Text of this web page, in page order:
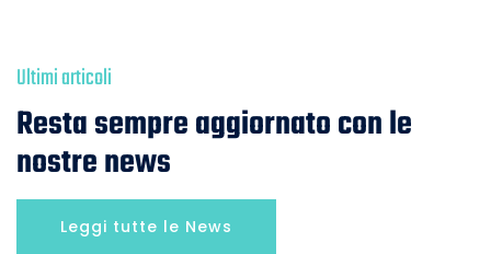
Ultimi articoli
Resta sempre aggiornato con le
nostre news
Leggi tutte le News